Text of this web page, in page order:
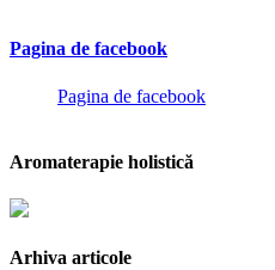
Pagina de facebook
Pagina de facebook
Aromaterapie holistică
Arhiva articole